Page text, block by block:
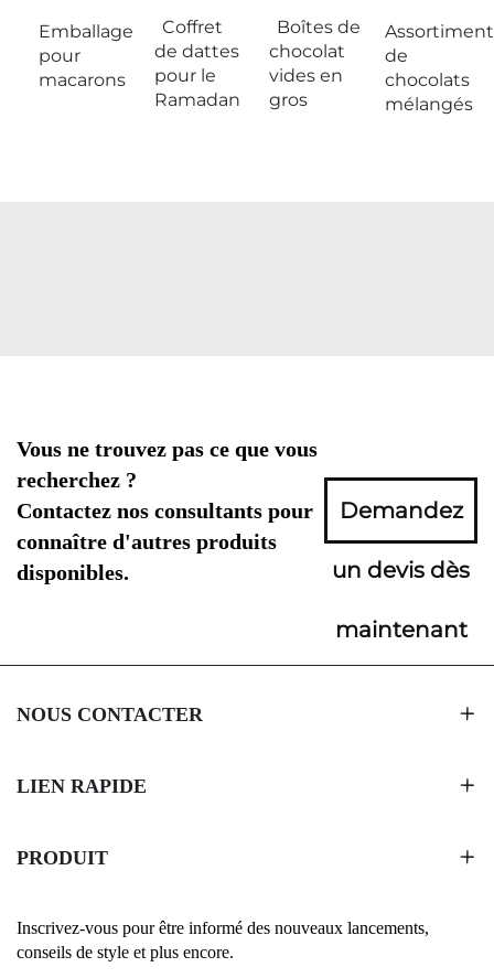
Emballage
pour
macarons
Coffret
de dattes
pour le
Ramadan
Boîtes de
chocolat
vides en
gros
Assortiment
de
chocolats
mélangés
Vous ne trouvez pas ce que vous
recherchez ?
Contactez nos consultants pour
connaître d'autres produits
disponibles.
Demandez
un devis dès
maintenant
NOUS CONTACTER
LIEN RAPIDE
PRODUIT
Inscrivez-vous pour être informé des nouveaux lancements,
conseils de style et plus encore.